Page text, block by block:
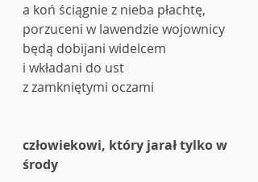
a koń ściągnie z nieba płachtę,
porzuceni w lawendzie wojownicy
będą dobijani widelcem
i wkładani do ust
z zamkniętymi oczami
człowiekowi, który jarał tylko w
środy